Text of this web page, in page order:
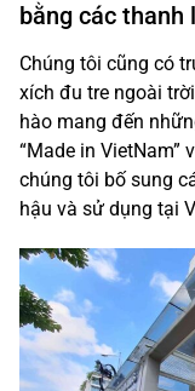
bằng các thanh
Chúng tôi cũng có
xích đu tre ngoài
hào mang đến
“Made in VietNam”
chúng tôi bố sung
hậu và sử dụng tại